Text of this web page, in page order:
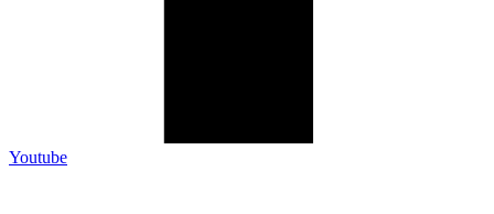
Youtube